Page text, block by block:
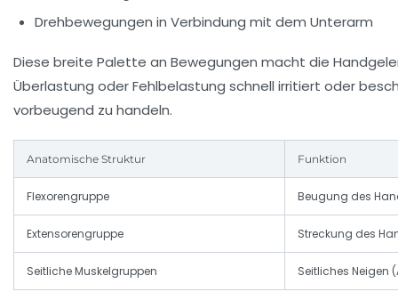
Drehbewegungen in Verbindung mit dem Unterarm
Diese breite Palette an Bewegungen macht die
Überlastung oder Fehlbelastung schnell irritiert oder
vorbeugend zu handeln.
Anatomische Struktur Funktion
Flexorengruppe Beugung des
Extensorengruppe Streckung des
Seitliche Muskelgruppen Seitliches Neigen